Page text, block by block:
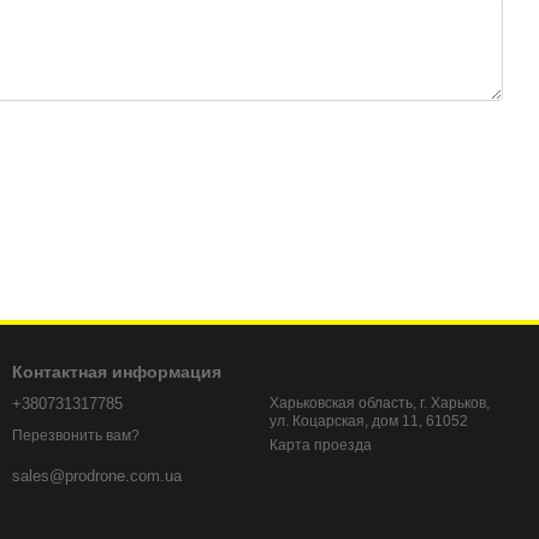
Контактная информация
+380731317785
Перезвонить вам?
sales@prodrone.com.ua
Харьковская область, г. Харьков,
ул. Коцарская, дом 11, 61052
Карта проезда